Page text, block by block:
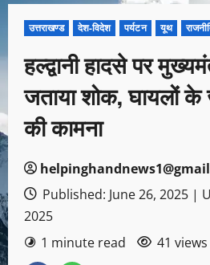
उत्तराखण्ड देश-विदेश पर्यटन यूथ
हल्द्वानी हादसे पर
जताया शोक, घायलों
की कामना
Published: June 26, 2025 |
2025
1 minute read
41 views